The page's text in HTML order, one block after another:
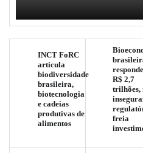
INCT FoRC
articula
biodiversidade
brasileira,
biotecnologia
e cadeias
produtivas de
alimentos
R$ 2,7
trilhões,
freia